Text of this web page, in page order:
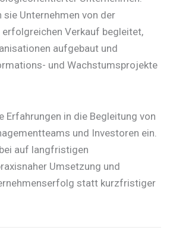
sie Unternehmen von der
erfolgreichen Verkauf begleitet,
aufgebaut und
und Wachstumsprojekte
Erfahrungen in die Begleitung von
und Investoren ein.
auf langfristigen
Umsetzung und
statt kurzfristiger